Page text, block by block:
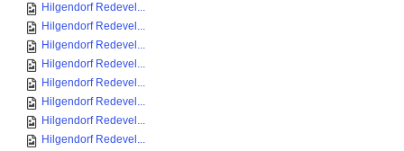
Hilgendorf Redevel...
Hilgendorf Redevel...
Hilgendorf Redevel...
Hilgendorf Redevel...
Hilgendorf Redevel...
Hilgendorf Redevel...
Hilgendorf Redevel...
Hilgendorf Redevel...